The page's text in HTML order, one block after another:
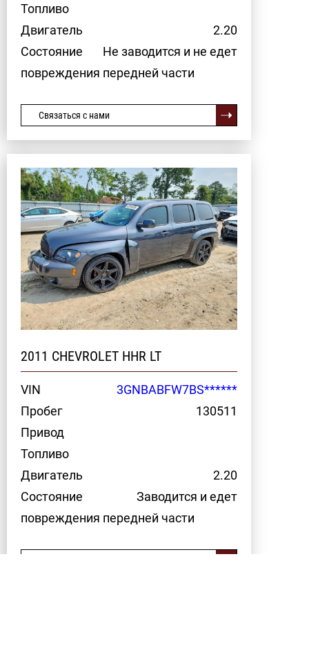
Топливо
Двигатель
2.20
Состояние
Не заводится и не едет
повреждения передней части
Связаться с нами
2011 CHEVROLET HHR LT
VIN
3GNBABFW7BS******
Пробег
130511
Привод
Топливо
Двигатель
2.20
Состояние
Заводится и едет
повреждения передней части